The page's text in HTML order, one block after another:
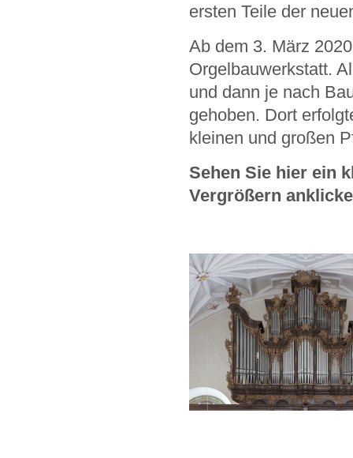
ersten Teile der
Ab dem 3. März
Orgelbauwerkstatt.
und dann je nach
gehoben. Dort
kleinen und großen
Sehen Sie hier ein
Vergrößern